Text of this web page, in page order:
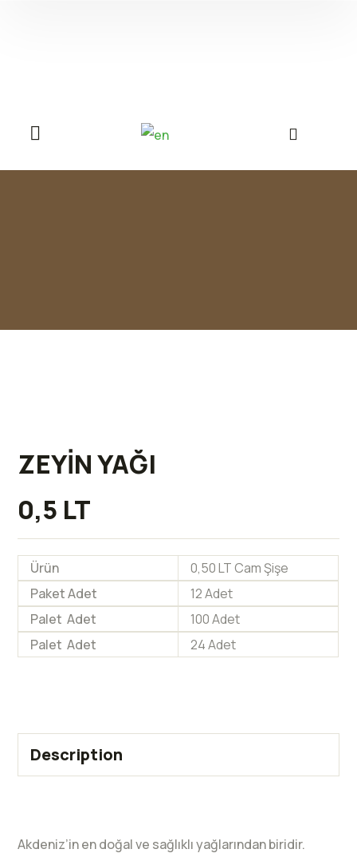
ZEYİN YAĞI
0,5 LT
Ürün
0,50 LT Cam Şişe
Paket Adet
12 Adet
Palet Adet
100 Adet
Palet Adet
24 Adet
Description
Akdeniz’in en doğal ve sağlıklı yağlarından biridir.